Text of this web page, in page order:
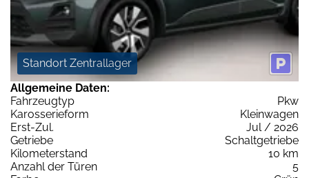
Standort Zentrallager
Allgemeine Daten:
Fahrzeugtyp
Pkw
Karosserieform
Kleinwagen
Erst-Zul.
Jul / 2026
Getriebe
Schaltgetriebe
Kilometerstand
10 km
Anzahl der Türen
5